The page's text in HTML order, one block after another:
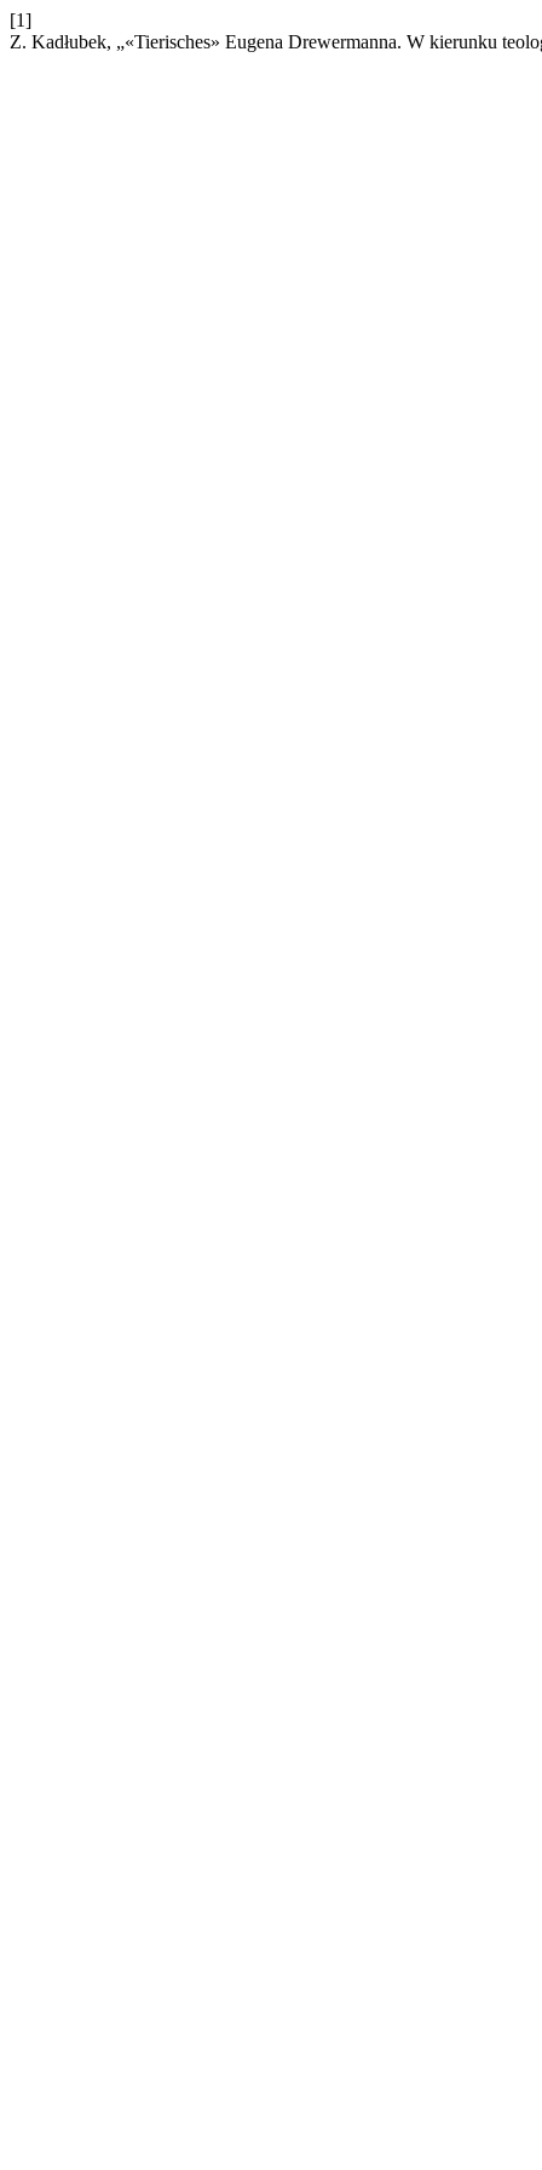
[1]
Z. Kadłubek, „«Tierisches» Eugena Drewermanna. W kierunku